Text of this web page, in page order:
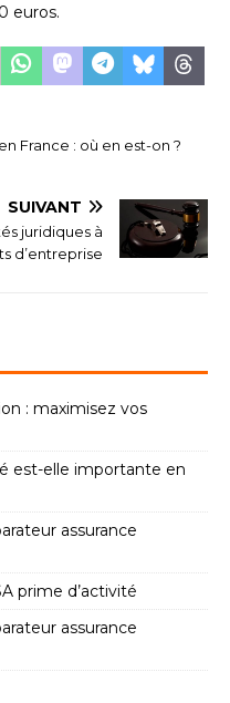
euros.
France : où en est-on ?
SUIVANT
juridiques à
d’entreprise
: maximisez vos
est-elle importante en
assurance
prime d’activité
assurance